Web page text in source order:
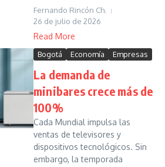
Fernando Rincón Ch.
26 de julio de 2026
Read More
Bogotá Economía Empresas
La demanda de
minibares crece más de
100%
Cada Mundial impulsa las
ventas de televisores y
dispositivos tecnológicos. Sin
embargo, la temporada